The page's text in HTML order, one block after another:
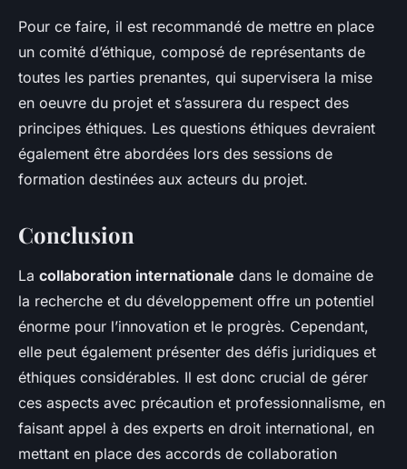
Pour ce faire, il est recommandé de mettre en place
un comité d’éthique, composé de représentants de
toutes les parties prenantes, qui supervisera la mise
en oeuvre du projet et s’assurera du respect des
principes éthiques. Les questions éthiques devraient
également être abordées lors des sessions de
formation destinées aux acteurs du projet.
Conclusion
La collaboration internationale dans le domaine de
la recherche et du développement offre un potentiel
énorme pour l’innovation et le progrès. Cependant,
elle peut également présenter des défis juridiques et
éthiques considérables. Il est donc crucial de gérer
ces aspects avec précaution et professionnalisme, en
faisant appel à des experts en droit international, en
mettant en place des accords de collaboration